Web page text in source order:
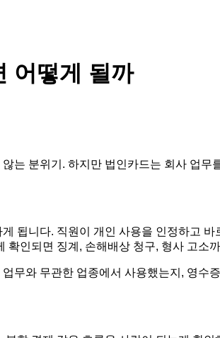
어떻게 될까
는 분위기. 하지만 법인카드는 회사 업
됩니다. 직원이 개인 사용을 인정하고
인되면 징계, 손해배상 청구, 형사 고소
무와 무관한 업종에서 사용했는지, 영